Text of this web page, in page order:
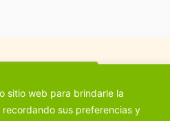
sitio web para brindarle la
sus preferencias y